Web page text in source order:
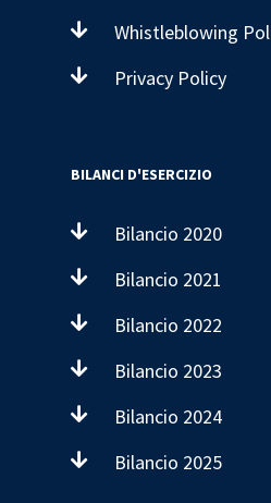
Whistleblowing
Privacy Policy
BILANCI D'ESERCIZIO
Bilancio 2020
Bilancio 2021
Bilancio 2022
Bilancio 2023
Bilancio 2024
Bilancio 2025